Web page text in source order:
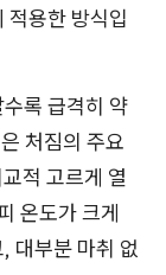
적용한 방식입
록 급격히 약
처짐의 주요
적 고르게 열
온도가 크게
대부분 마취 없